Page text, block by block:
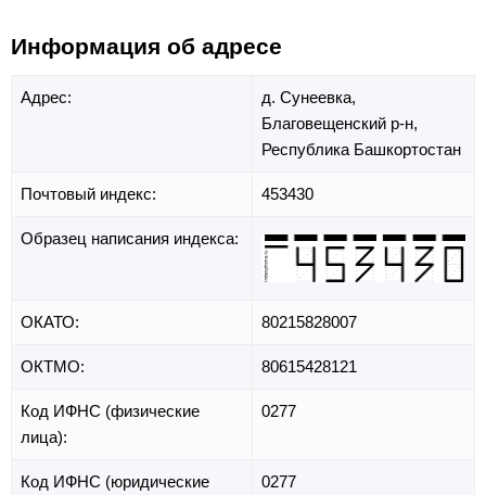
Информация об адресе
Адрес:
д. Сунеевка,
Благовещенский р-н,
Республика Башкортостан
Почтовый индекс: 453430
Образец написания индекса:
ОКАТО: 80215828007
ОКТМО: 80615428121
Код ИФНС (физические
лица):
0277
Код ИФНС (юридические
0277